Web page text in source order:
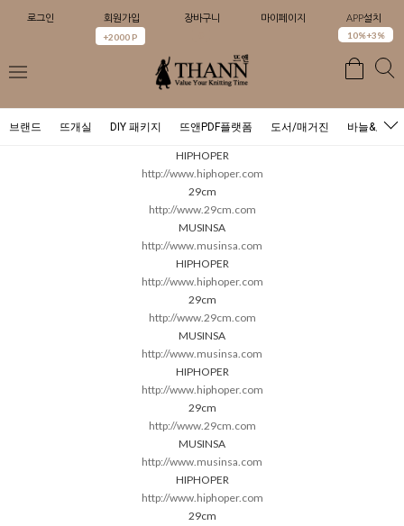
로그인 회원가입
+2000 P
장바구니 마이페이지 APP설치
10%+3%
브랜드 뜨개실 DIY 패키지 뜨앤PDF플랫폼 도서/매거진 바늘&도구
HIPHOPER
http://www.hiphoper.com
29cm
http://www.29cm.com
MUSINSA
http://www.musinsa.com
HIPHOPER
http://www.hiphoper.com
29cm
http://www.29cm.com
MUSINSA
http://www.musinsa.com
HIPHOPER
http://www.hiphoper.com
29cm
http://www.29cm.com
MUSINSA
http://www.musinsa.com
HIPHOPER
http://www.hiphoper.com
29cm